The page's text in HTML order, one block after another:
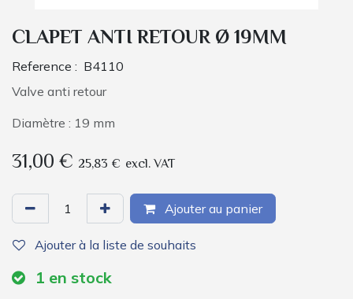
CLAPET ANTI RETOUR Ø 19MM
Reference : B4110
Valve anti retour
Diamètre : 19 mm
31,00€ 25,83 € excl. VAT
Ajouter au panier
Ajouter à la liste de souhaits
1 en stock